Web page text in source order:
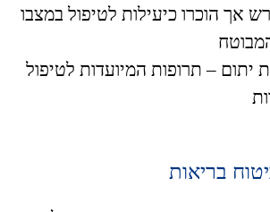
אך הוכרו כיעילות לטיפול במצבו
יתום – תרופות המיועדות לטיפול
בריאות